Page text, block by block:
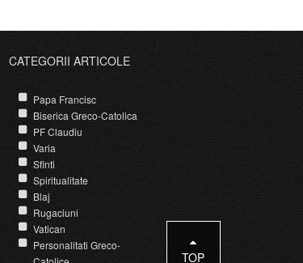
CATEGORII ARTICOLE
Papa Francisc
Biserica Greco-Catolica
PF Claudiu
Varia
Sfinti
Spiritualitate
Blaj
Rugaciuni
Vatican
Personalitati Greco-
TOP